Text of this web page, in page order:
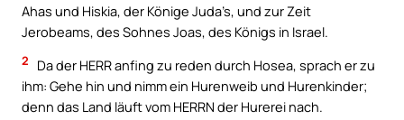
Ahas und Hiskia, der Könige Juda’s, und zur Zeit
Jerobeams, des Sohnes Joas, des Königs in Israel.
2
Da der HERR anfing zu reden durch Hosea, sprach er zu
ihm: Gehe hin und nimm ein Hurenweib und Hurenkinder;
denn das Land läuft vom HERRN der Hurerei nach.